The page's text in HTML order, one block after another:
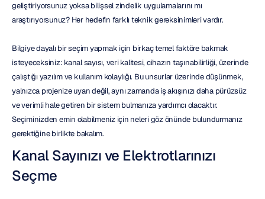
geliştiriyorsunuz yoksa bilişsel zindelik uygulamalarını mı
araştırıyorsunuz? Her hedefin farklı teknik gereksinimleri vardır.
Bilgiye dayalı bir seçim yapmak için birkaç temel faktöre bakmak
isteyeceksiniz: kanal sayısı, veri kalitesi, cihazın taşınabilirliği, üzerinde
çalıştığı yazılım ve kullanım kolaylığı. Bu unsurlar üzerinde düşünmek,
yalnızca projenize uyan değil, aynı zamanda iş akışınızı daha pürüzsüz
ve verimli hale getiren bir sistem bulmanıza yardımcı olacaktır.
Seçiminizden emin olabilmeniz için neleri göz önünde bulundurmanız
gerektiğine birlikte bakalım.
Kanal Sayınızı ve Elektrotlarınızı
Seçme